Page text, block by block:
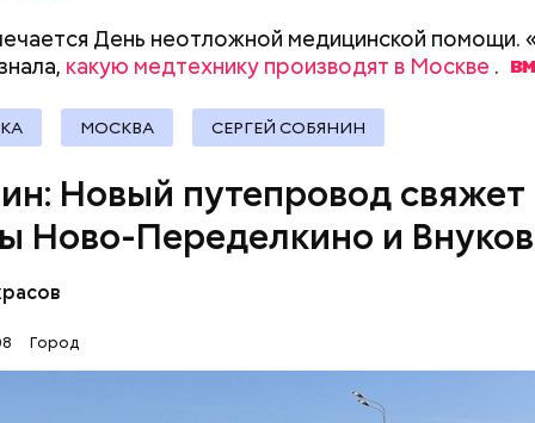
День неотложной медицинской помощи.
какую медтехнику производят в Москве .
МОСКВА СЕРГЕЙ СОБЯНИН
Новый путепровод свяжет
Ново-Переделкино и
Город
14,7 километра тоннелей, в работах
тоннелепроходческих механизированных